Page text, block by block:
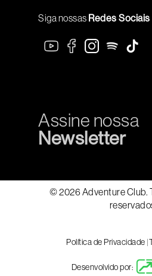
Siga nossas Redes Sociais
Assine nossa
Newsletter
© 2026 Adventure Club.
Política de Privacidade |
Desenvolvido por: